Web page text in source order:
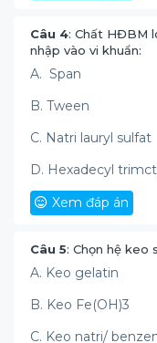
Câu 4: Chất HĐBM
nhập vào vi khuẩn:
A. Span
B. Tween
C. Natri lauryl sulfat
D. Hexadecyl
Xem đáp án
Câu 5: Chọn hệ keo
A. Keo gelatin
B. Keo Fe(OH)3
C. Keo natri/